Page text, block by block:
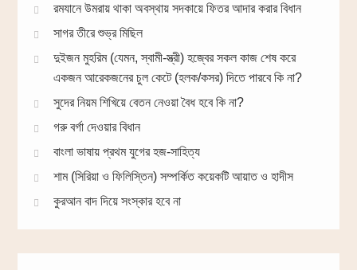
রমযানে উমরায় থাকা অবস্থায় সদকায়ে ফিতর আদার করার বিধান
সাগর তীরে শুভ্র মিছিল
দুইজন মুহরিম (যেমন, স্বামী-স্ত্রী) হজ্বের সকল কাজ শেষ করে
একজন আরেকজনের চুল কেটে (হলক/কসর) দিতে পারবে কি না?
সুদের নিয়ম শিখিয়ে বেতন নেওয়া বৈধ হবে কি না?
গরু বর্গা দেওয়ার বিধান
বাংলা ভাষায় প্রথম যুগের হজ-সাহিত্য
শাম (সিরিয়া ও ফিলিস্তিন) সম্পর্কিত কয়েকটি আয়াত ও হাদীস
কুরআন বাদ দিয়ে সংস্কার হবে না